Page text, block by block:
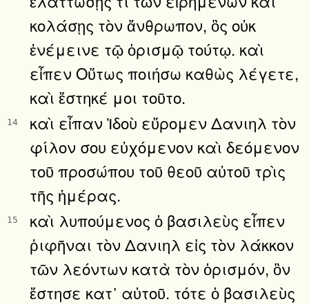
κολάσῃς τὸν ἄνθρωπον, ὃς οὐκ
ἐνέμεινε τῷ ὁρισμῷ τούτῳ. καὶ
εἶπεν Οὕτως ποιήσω καθὼς λέγετε,
καὶ ἕστηκέ μοι τοῦτο.
14
καὶ εἶπαν Ἰδοὺ εὕρομεν Δανιηλ τὸν
φίλον σου εὐχόμενον καὶ δεόμενον
τοῦ προσώπου τοῦ θεοῦ αὐτοῦ τρὶς
τῆς ἡμέρας.
15
καὶ λυπούμενος ὁ βασιλεὺς εἶπεν
ῥιφῆναι τὸν Δανιηλ εἰς τὸν λάκκον
τῶν λεόντων κατὰ τὸν ὁρισμόν, ὃν
ἔστησε κατ᾿ αὐτοῦ. τότε ὁ βασιλεὺς